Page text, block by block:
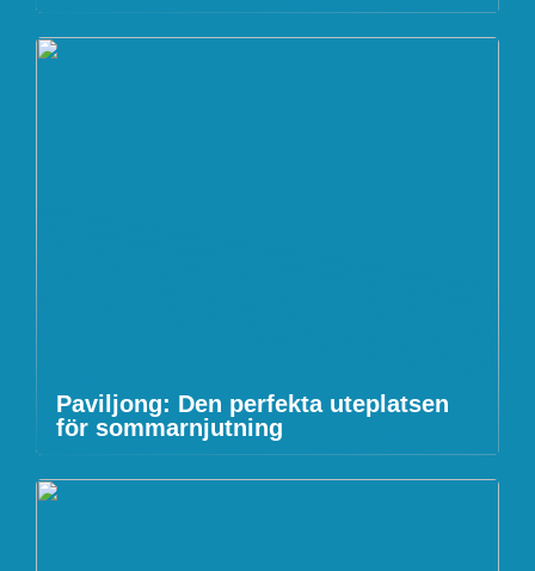
Paviljong: Den perfekta uteplatsen
för sommarnjutning